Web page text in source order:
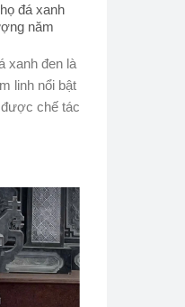
đá xanh
năm
xanh đen là
linh nổi bật
chế tác